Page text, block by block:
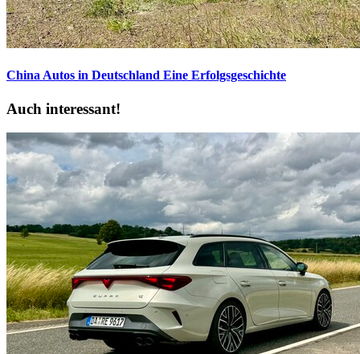
China Autos in Deutschland Eine Erfolgsgeschichte
Auch interessant!